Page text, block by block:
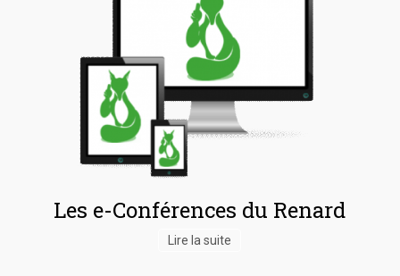
Les e-Conférences du Renard
Lire la suite